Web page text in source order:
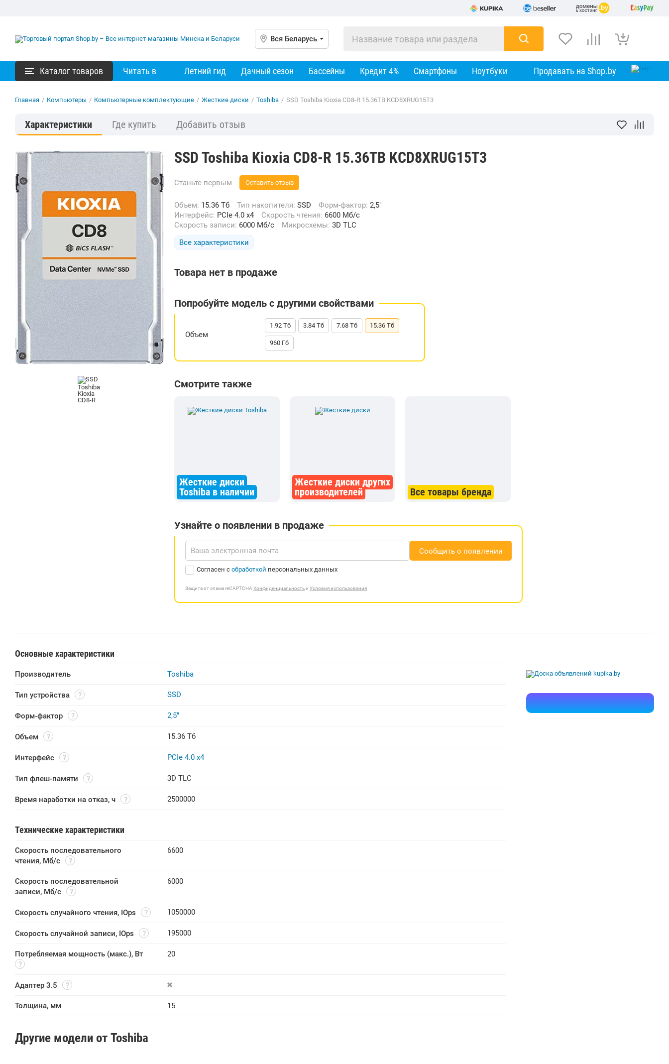
Вся Беларусь
Каталог товаров Читать в Летний гид Дачный сезон Бассейны Кредит 4% Смартфоны Ноутбуки Продавать на Shop.by
Главная / Компьютеры / Компьютерные комплектующие / Жесткие диски / Toshiba / SSD Toshiba Kioxia CD8-R 15.36TB KCD8XRUG15T3
Характеристики Где купить Добавить отзыв
SSD Toshiba Kioxia CD8-R 15.36TB KCD8XRUG15T3
Станьте первым Оставить отзыв
Объем: 15.36 Тб Тип накопителя: SSD Форм-фактор: 2,5"
Интерфейс: PCIe 4.0 x4 Скорость чтения: 6600 Мб/с
Скорость записи: 6000 Мб/с Микросхемы: 3D TLC
Все характеристики
Товара нет в продаже
Попробуйте модель с другими свойствами
Объем
1.92 Тб 3.84 Тб 7.68 Тб 15.36 Тб
960 Гб
Смотрите также
Жесткие диски
Toshiba в наличии
Жесткие диски других
производителей
Все товары бренда
Узнайте о появлении в продаже
Сообщить о появлении
Согласен с обработкой персональных данных
Защита от спама reCAPTCHA Конфиденциальностьи Условия использования
Основные характеристики
Производитель Toshiba
Тип устройства SSD
Форм-фактор 2,5"
Объем 15.36 Тб
Интерфейс PCIe 4.0 x4
Тип флеш-памяти 3D TLC
Время наработки на отказ, ч 2500000
Технические характеристики
Скорость последовательного
чтения, Мб/с
6600
Скорость последовательной
записи, Мб/с
6000
Скорость случайного чтения, IOps 1050000
Скорость случайной записи, IOps 195000
Потребляемая мощность (макс.), Вт 20
Адаптер 3.5
Толщина, мм 15
Другие модели от Toshiba